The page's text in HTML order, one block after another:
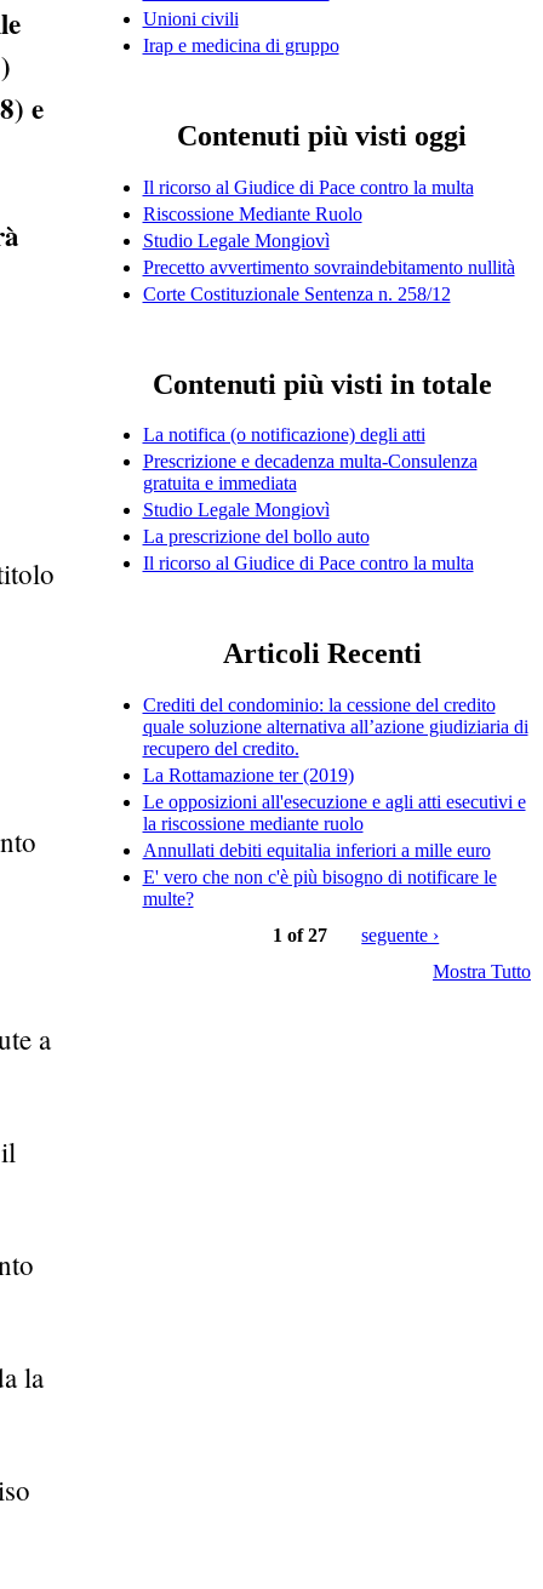
e
a
la
Unioni civili
Irap e medicina di gruppo
Contenuti più visti oggi
Il ricorso al Giudice di Pace contro la multa
Riscossione Mediante Ruolo
Studio Legale Mongiovì
Precetto avvertimento sovraindebitamento nullità
Corte Costituzionale Sentenza n. 258/12
Contenuti più visti in totale
La notifica (o notificazione) degli atti
Prescrizione e decadenza multa-Consulenza
gratuita e immediata
Studio Legale Mongiovì
La prescrizione del bollo auto
Il ricorso al Giudice di Pace contro la multa
Articoli Recenti
Crediti del condominio: la cessione del credito
quale soluzione alternativa all’azione giudiziaria di
recupero del credito.
La Rottamazione ter (2019)
Le opposizioni all'esecuzione e agli atti esecutivi e
la riscossione mediante ruolo
Annullati debiti equitalia inferiori a mille euro
E' vero che non c'è più bisogno di notificare le
multe?
1 of 27
seguente ›
Mostra Tutto